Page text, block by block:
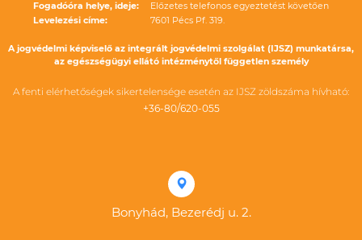
Fogadóóra helye, ideje:
Előzetes telefonos egyeztetést követően
Levelezési címe:
7601 Pécs Pf. 319.
A jogvédelmi képviselő az integrált jogvédelmi szolgálat (IJSZ) munkatársa,
az egészségügyi ellátó intézménytől független személy
A fenti elérhetőségek sikertelensége esetén az IJSZ zöldszáma hívható:
+36-80/620-055
Bonyhád, Bezerédj u. 2.